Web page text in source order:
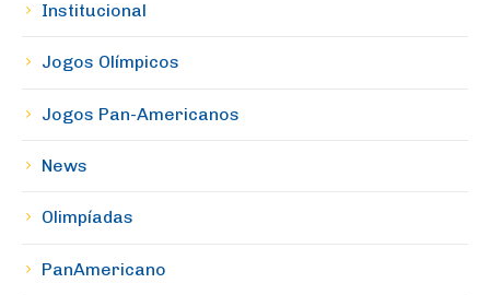
Institucional
Jogos Olímpicos
Jogos Pan-Americanos
News
Olimpíadas
PanAmericano